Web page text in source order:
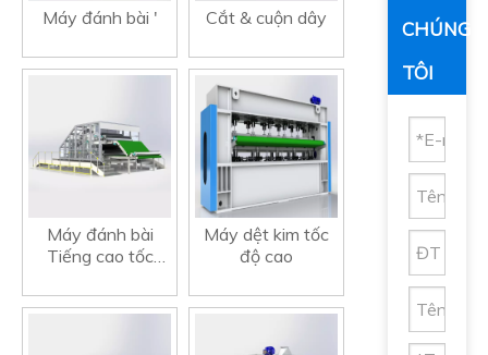
Máy đánh bài ' Cắt & cuộn dây
Máy đánh bài
Tiếng cao tốc
Máy dệt kim tốc
độ cao
CHÚNG
TÔI